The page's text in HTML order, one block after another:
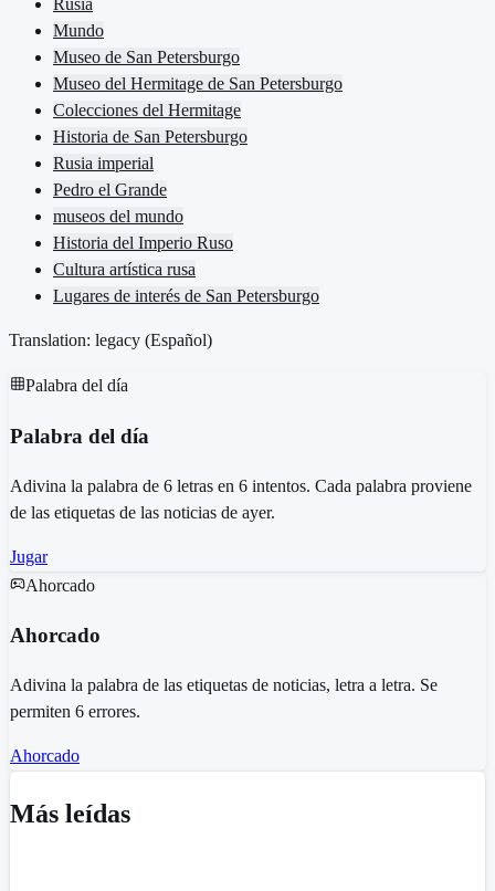
Rusia
Mundo
Museo de San Petersburgo
Museo del Hermitage de San Petersburgo
Colecciones del Hermitage
Historia de San Petersburgo
Rusia imperial
Pedro el Grande
museos del mundo
Historia del Imperio Ruso
Cultura artística rusa
Lugares de interés de San Petersburgo
Translation: legacy (Español)
Palabra del día
Palabra del día
Adivina la palabra de 6 letras en 6 intentos. Cada palabra proviene
de las etiquetas de las noticias de ayer.
Jugar
Ahorcado
Ahorcado
Adivina la palabra de las etiquetas de noticias, letra a letra. Se
permiten 6 errores.
Ahorcado
Más leídas